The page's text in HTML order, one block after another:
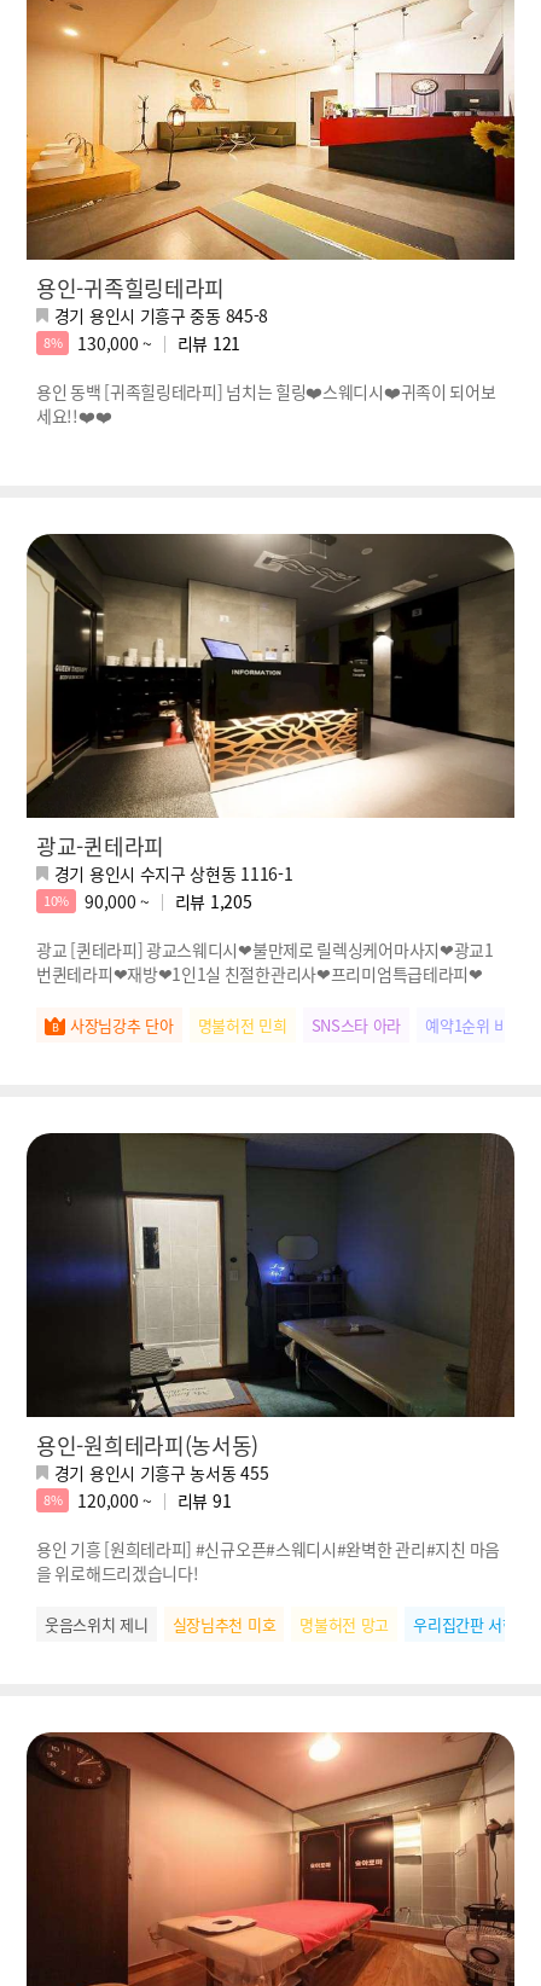
용인-귀족힐링테라피
경기 용인시 기흥구 중동 845-8
8% 130,000 ~ 리뷰 121
용인 동백 [귀족힐링테라피] 넘치는 힐링❤️스웨디시❤️귀족이 되어보
세요!!❤️❤️
광교-퀸테라피
경기 용인시 수지구 상현동 1116-1
10% 90,000 ~ 리뷰 1,205
광교 [퀸테라피] 광교스웨디시❤불만제로 릴렉싱케어마사지❤광교1
번퀸테라피❤재방❤1인1실 친절한관리사❤프리미엄특급테라피❤
사장님강추 단아 명불허전 민희 SNS스타 아라 예약1순위 비비
용인-원희테라피(농서동)
경기 용인시 기흥구 농서동 455
8% 120,000 ~ 리뷰 91
용인 기흥 [원희테라피] #신규오픈#스웨디시#완벽한 관리#지친 마음
을 위로해드리겠습니다!
웃음스위치 제니 실장님추천 미호 명불허전 망고 우리집간판 서현